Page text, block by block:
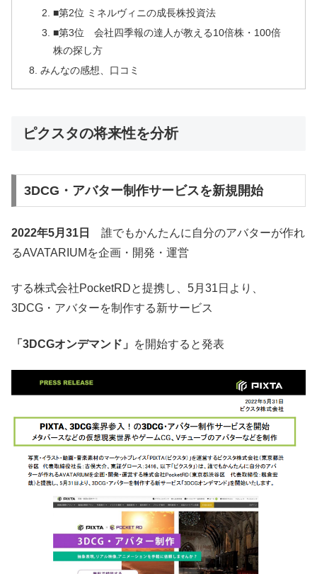
■第2位 ミネルヴィニの成長株投資法
■第3位 会社四季報の達人が教える10倍株・100倍
株の探し方
みんなの感想、口コミ
ピクスタの将来性を分析
3DCG・アバター制作サービスを新規開始
2022年5月31日
誰でもかんたんに自分のアバターが作れ
るAVATARIUMを企画・開発・運営
する株式会社PocketRDと提携し、5月31日より、
3DCG・アバターを制作する新サービス
「3DCGオンデマンド」 を開始すると発表